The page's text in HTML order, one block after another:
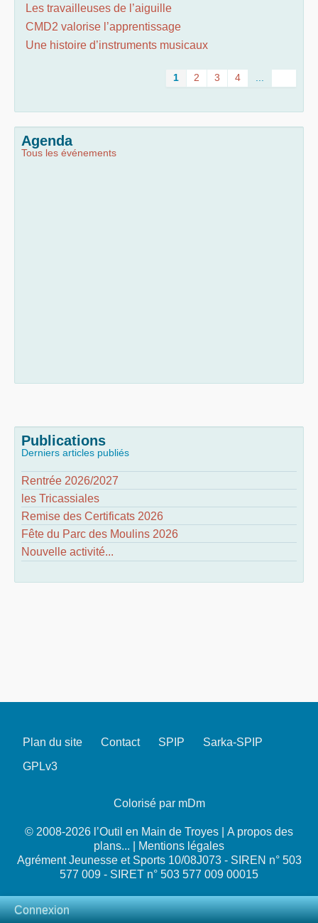
Les travailleuses de l’aiguille
CMD2 valorise l’apprentissage
Une histoire d’instruments musicaux
1 2 3 4 ...
Agenda
Tous les événements
Publications
Derniers articles publiés
Rentrée 2026/2027
les Tricassiales
Remise des Certificats 2026
Fête du Parc des Moulins 2026
Nouvelle activité...
Plan du site Contact SPIP
Sarka-SPIP
GPLv3
Colorisé par mDm
© 2008-2026 l’Outil en Main de Troyes | A propos des
plans...
Mentions légales
Agrément Jeunesse et Sports 10/08J073 - SIREN n° 503
577 009 - SIRET n° 503 577 009 00015
Connexion